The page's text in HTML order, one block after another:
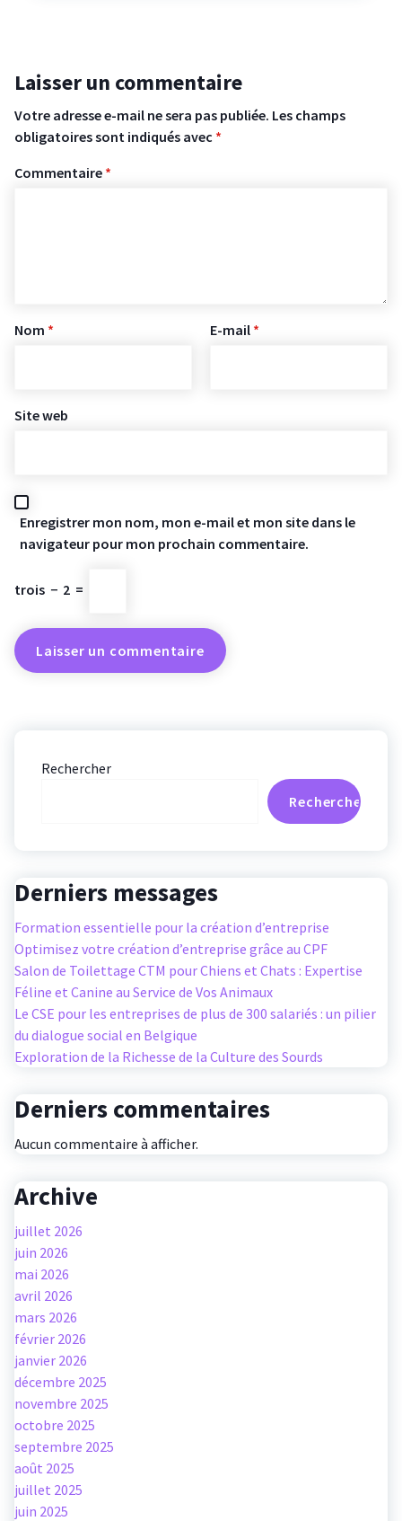
Laisser un commentaire
Votre adresse e-mail ne sera pas publiée. Les champs
obligatoires sont indiqués avec *
Commentaire *
Nom * E-mail *
Site web
Enregistrer mon nom, mon e-mail et mon site dans le
navigateur pour mon prochain commentaire.
trois − 2 =
Rechercher
Rechercher
Derniers messages
Formation essentielle pour la création d’entreprise
Optimisez votre création d’entreprise grâce au CPF
Salon de Toilettage CTM pour Chiens et Chats : Expertise
Féline et Canine au Service de Vos Animaux
Le CSE pour les entreprises de plus de 300 salariés : un pilier
du dialogue social en Belgique
Exploration de la Richesse de la Culture des Sourds
Derniers commentaires
Aucun commentaire à afficher.
Archive
juillet 2026
juin 2026
mai 2026
avril 2026
mars 2026
février 2026
janvier 2026
décembre 2025
novembre 2025
octobre 2025
septembre 2025
août 2025
juillet 2025
juin 2025